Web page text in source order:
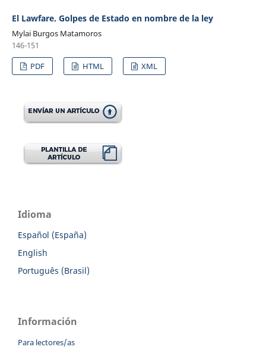
El Lawfare. Golpes de Estado en nombre de la ley
Mylai Burgos Matamoros
146-151
PDF
HTML XML
Idioma
Español (España)
English
Português (Brasil)
Información
Para lectores/as